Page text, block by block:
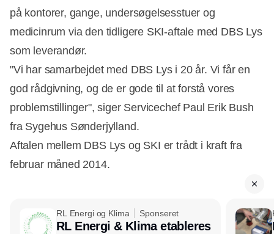
på kontorer, gange, undersøgelsesstuer og
medicinrum via den tidligere SKI-aftale med DBS Lys
som leverandør.
"Vi har samarbejdet med DBS Lys i 20 år. Vi får en
god rådgivning, og de er gode til at forstå vores
problemstillinger", siger Servicechef Paul Erik Bush
fra Sygehus Sønderjylland.
Aftalen mellem DBS Lys og SKI er trådt i kraft fra
februar måned 2014.
RL Energi og Klima Sponseret
RL Energi & Klima etableres